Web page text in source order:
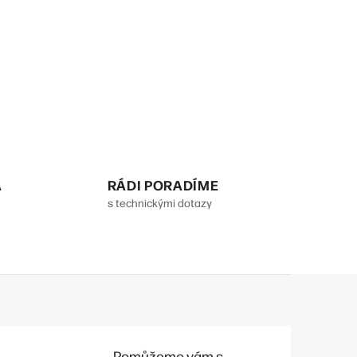
RÁDI PORADÍME
s technickými dotazy